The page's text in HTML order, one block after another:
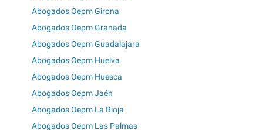
Abogados Oepm Girona
Abogados Oepm Granada
Abogados Oepm Guadalajara
Abogados Oepm Huelva
Abogados Oepm Huesca
Abogados Oepm Jaén
Abogados Oepm La Rioja
Abogados Oepm Las Palmas